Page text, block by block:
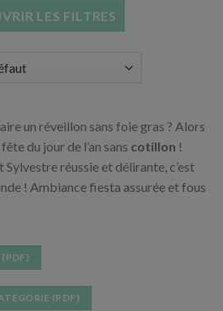
LES FILTRES
un réveillon sans foie gras ? Alors
du jour de l’an sans cotillon !
Sylvestre réussie et délirante, c’est
! Ambiance fiesta assurée et fous
(PDF)
(PDF)